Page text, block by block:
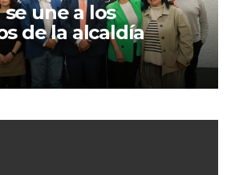
se une a los
de la alcaldía
para acercar a
a la